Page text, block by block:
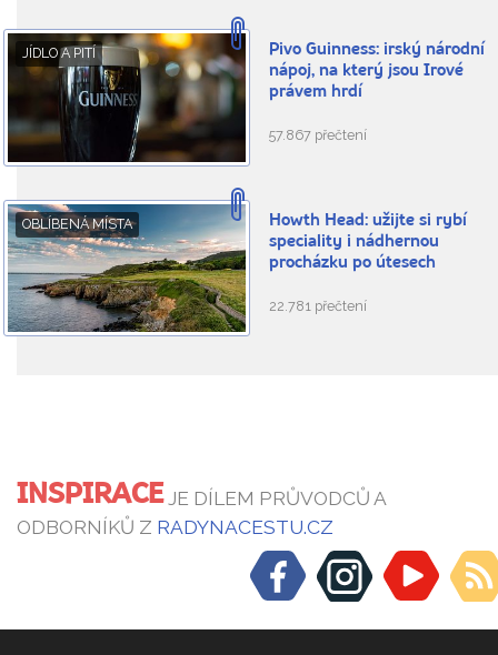
JÍDLO A PITÍ
Pivo Guinness: irský národní
nápoj, na který jsou Irové
právem hrdí
57.867 přečtení
OBLÍBENÁ MÍSTA
Howth Head: užijte si rybí
speciality i nádhernou
procházku po útesech
22.781 přečtení
INSPIRACEJE DÍLEM PRŮVODCŮ A
ODBORNÍKŮ Z RADYNACESTU.CZ